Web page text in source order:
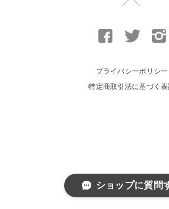
プライバシーポリシー
特定商取引法に基づく表
ショップに質問